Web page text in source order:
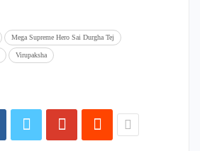
Mega Supreme Hero Sai Durgha Tej
Virupaksha